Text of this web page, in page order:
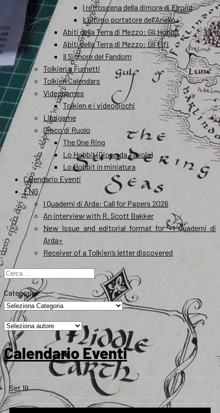
I retroscena della dimora di Elrond
L’ultimo portatore dell’Anello
Abiti della Terra di Mezzo: Gli Hobbit
Abiti della Terra di Mezzo: Gli Elfi
Il Signore del Fandom
Tolkien a Fumetti
Tolkien Calendars
Videogames
Tolkien e i videogiochi
Librigame
Gioco di Ruolo
The One Ring
Lo Hobbit (Gioco da Tavola)
Lo Hobbit in miniatura
Calendario Eventi
ENG
I Quaderni di Arda: Call for Papers 2026
An interview with R. Scott Bakker
New Issue and editorial format for «I Quaderni di
Arda»
Receiver of a Tolkien’s letter discovered
Ricerca
per:
Categorie
Calendario Eventi
Set 19